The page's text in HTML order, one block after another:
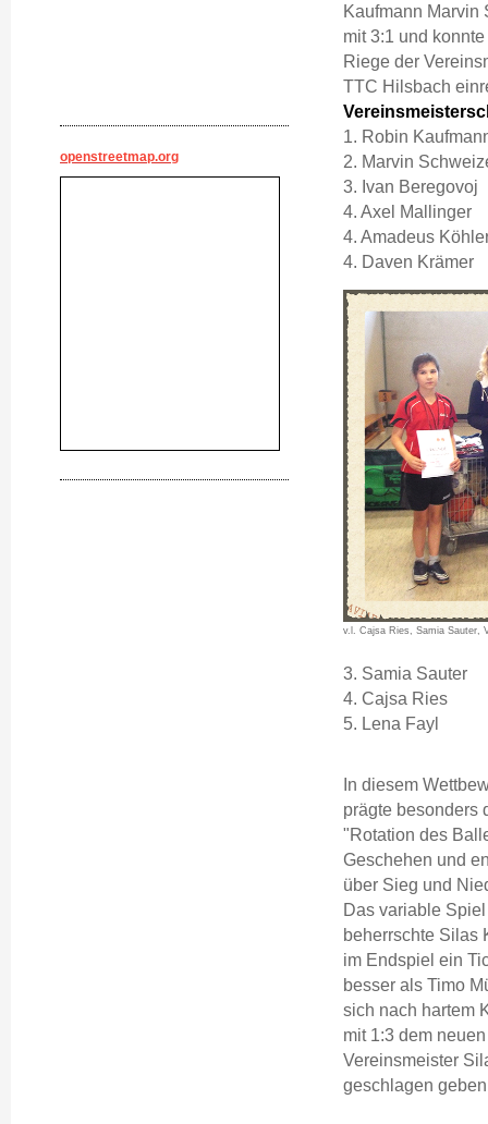
openstreetmap.org
Kaufmann Marvin
mit 3:1 und
Riege der
TTC Hilsbach
1. Robin
2. Marvin
3. Ivan Beregovoj
4. Axel Mallinger
4. Amadeus
4. Daven Krämer
v.l. Cajsa Ries, Samia Sauter,
3. Samia Sauter
4. Cajsa Ries
5. Lena Fayl
In diesem
prägte besonders
"Rotation des
Geschehen und
über Sieg und
Das variable Spiel
beherrschte Silas
im Endspiel ein
besser als Timo
sich nach hartem
mit 1:3 dem neuen
Vereinsmeister
geschlagen